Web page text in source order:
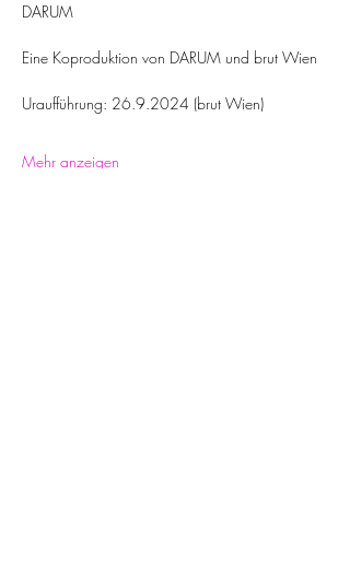
DARUM
Eine Koproduktion von DARUM und brut Wien
Uraufführung: 26.9.2024 (brut Wien)
Mehr anzeigen